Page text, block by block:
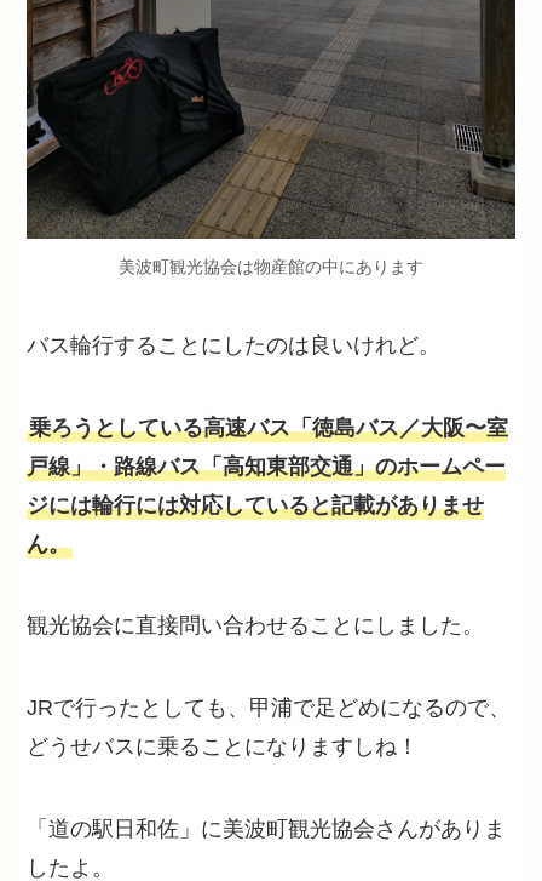
美波町観光協会は物産館の中にあります
バス輪行することにしたのは良いけれど。
乗ろうとしている高速バス「徳島バス／大阪〜室
戸線」・路線バス「高知東部交通」のホームペー
ジには輪行には対応していると記載がありませ
ん。
観光協会に直接問い合わせることにしました。
JRで行ったとしても、甲浦で足どめになるので、
どうせバスに乗ることになりますしね！
「道の駅日和佐」に美波町観光協会さんがありま
したよ。